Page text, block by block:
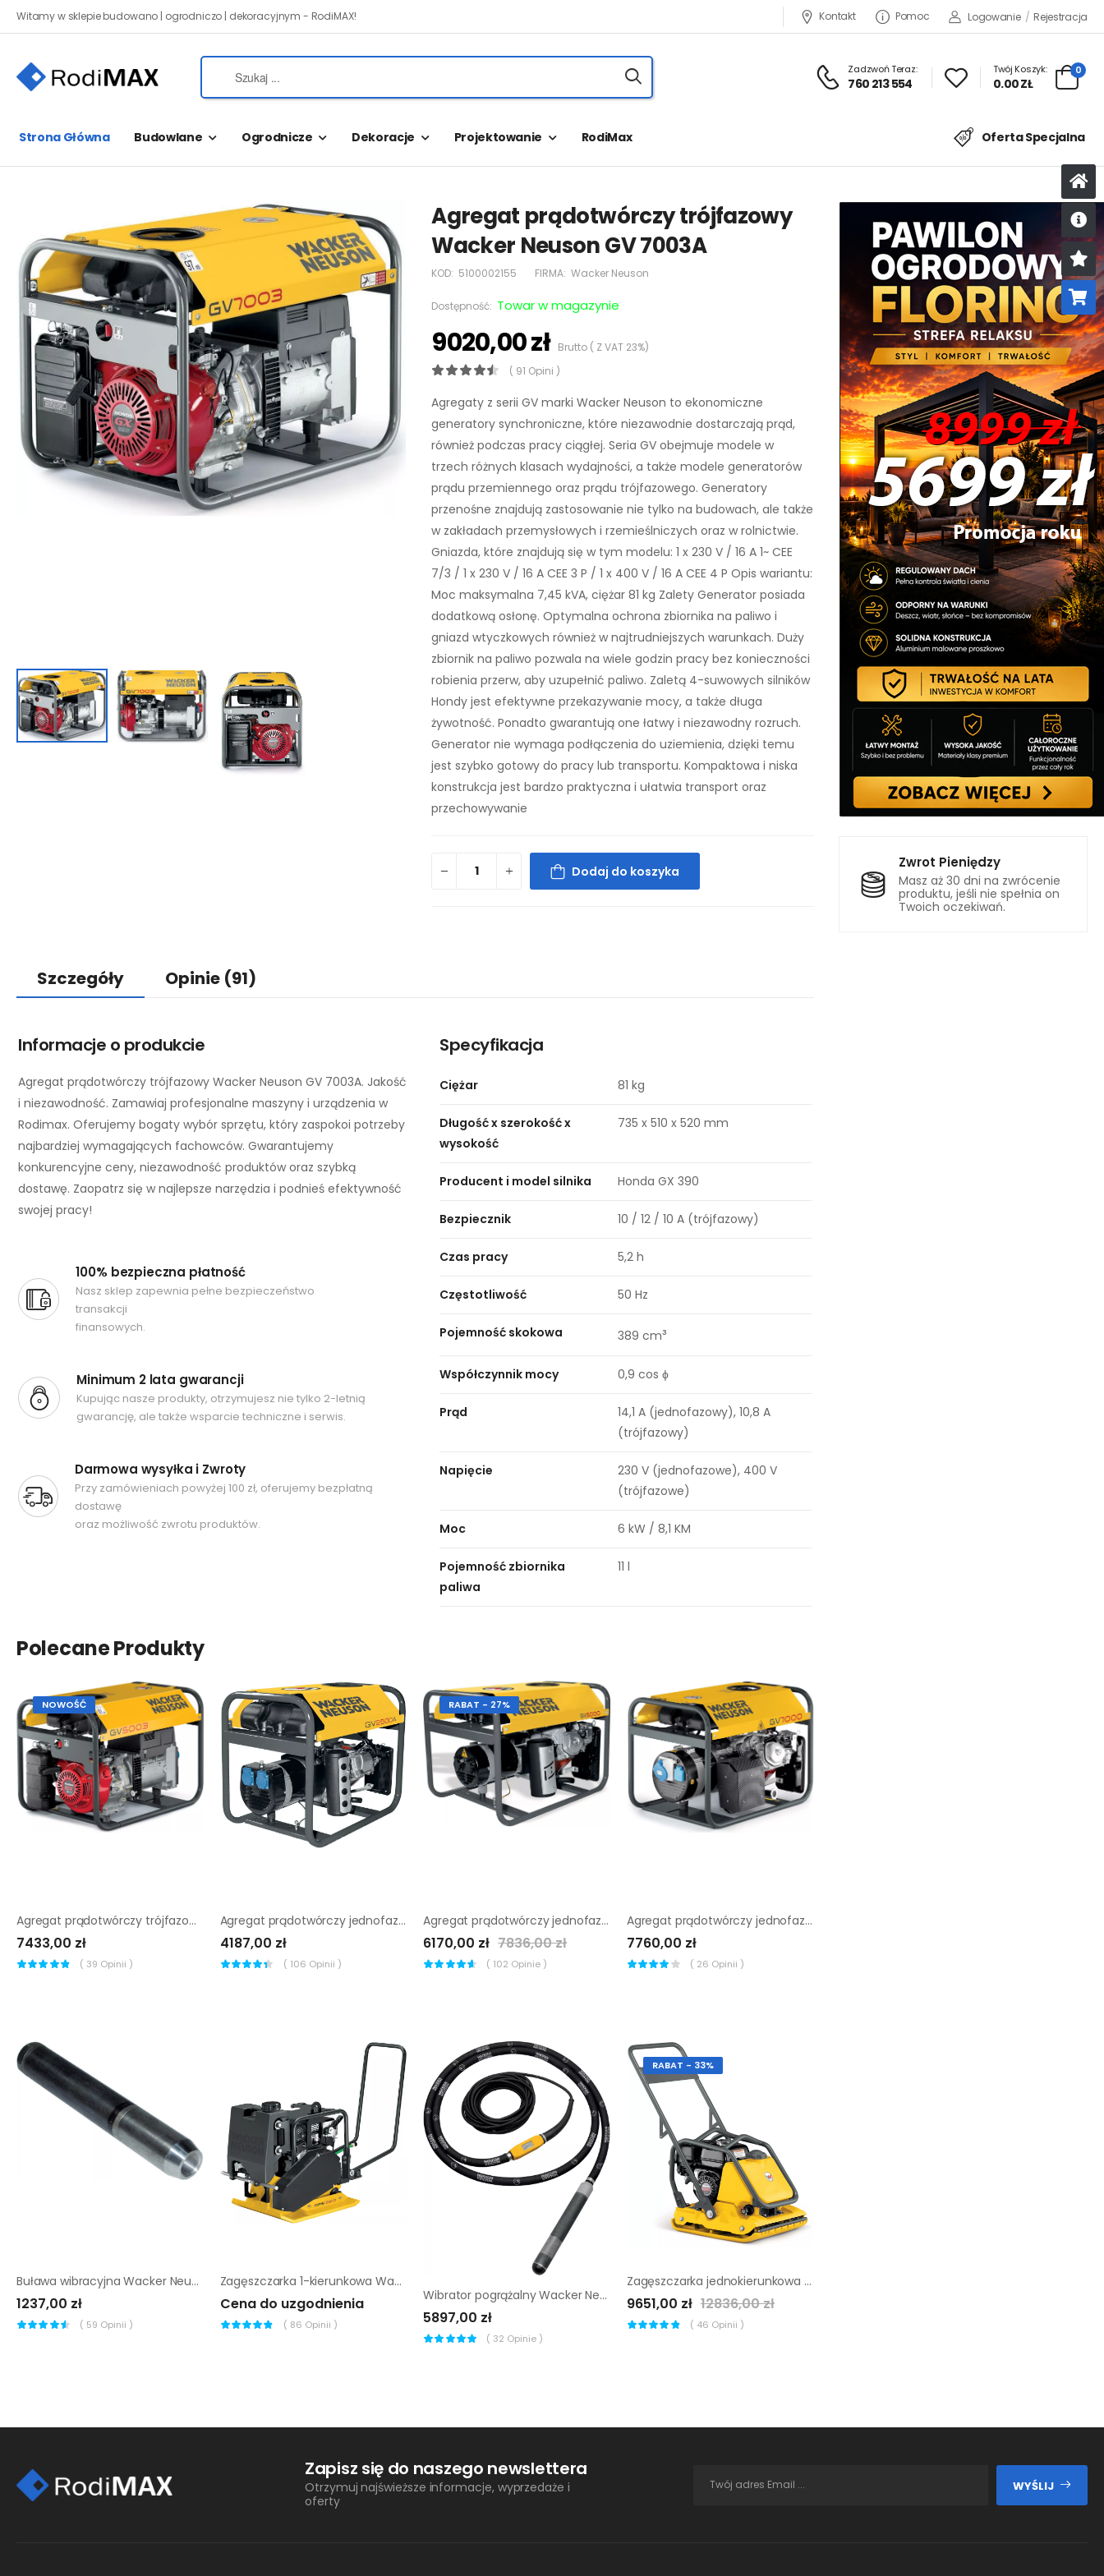
Witamy w sklepie budowano | ogrodniczo | dekoracyjnym - RodiMAX! Kontakt Pomoc Logowanie / Rejestracja
Zadzwoń Teraz:
760 213 554
Twój Koszyk:
0.00 ZŁ
0
Strona Główna Budowlane Ogrodnicze Dekoracje Projektowanie RodiMax Oferta Specjalna
Zwrot Pieniędzy
Masz aż 30 dni na zwrócenie
produktu, jeśli nie spełnia on
Twoich oczekiwań.
Agregat prądotwórczy trójfazowy
Wacker Neuson GV 7003A
KOD: 5100002155 FIRMA: Wacker Neuson
Dostępność: Towar w magazynie
9020,00 złBrutto ( Z VAT 23%)
( 91 Opini )
Agregaty z serii GV marki Wacker Neuson to ekonomiczne
generatory synchroniczne, które niezawodnie dostarczają prąd,
również podczas pracy ciągłej. Seria GV obejmuje modele w
trzech różnych klasach wydajności, a także modele generatorów
prądu przemiennego oraz prądu trójfazowego. Generatory
przenośne znajdują zastosowanie nie tylko na budowach, ale także
w zakładach przemysłowych i rzemieślniczych oraz w rolnictwie.
Gniazda, które znajdują się w tym modelu: 1 x 230 V / 16 A 1~ CEE
7/3 / 1 x 230 V / 16 A CEE 3 P / 1 x 400 V / 16 A CEE 4 P Opis wariantu:
Moc maksymalna 7,45 kVA, ciężar 81 kg Zalety Generator posiada
dodatkową osłonę. Optymalna ochrona zbiornika na paliwo i
gniazd wtyczkowych również w najtrudniejszych warunkach. Duży
zbiornik na paliwo pozwala na wiele godzin pracy bez konieczności
robienia przerw, aby uzupełnić paliwo. Zaletą 4-suwowych silników
Hondy jest efektywne przekazywanie mocy, a także długa
żywotność. Ponadto gwarantują one łatwy i niezawodny rozruch.
Generator nie wymaga podłączenia do uziemienia, dzięki temu
jest szybko gotowy do pracy lub transportu. Kompaktowa i niska
konstrukcja jest bardzo praktyczna i ułatwia transport oraz
przechowywanie
Dodaj do koszyka
Szczegóły Opinie (91)
Informacje o produkcie
Agregat prądotwórczy trójfazowy Wacker Neuson GV 7003A. Jakość
i niezawodność. Zamawiaj profesjonalne maszyny i urządzenia w
Rodimax. Oferujemy bogaty wybór sprzętu, który zaspokoi potrzeby
najbardziej wymagających fachowców. Gwarantujemy
konkurencyjne ceny, niezawodność produktów oraz szybką
dostawę. Zaopatrz się w najlepsze narzędzia i podnieś efektywność
swojej pracy!
100% bezpieczna płatność
Nasz sklep zapewnia pełne bezpieczeństwo
transakcji
finansowych.
Minimum 2 lata gwarancji
Kupując nasze produkty, otrzymujesz nie tylko 2-letnią
gwarancję, ale także wsparcie techniczne i serwis.
Darmowa wysyłka i Zwroty
Przy zamówieniach powyżej 100 zł, oferujemy bezpłatną
dostawę
oraz możliwość zwrotu produktów.
Specyfikacja
Ciężar 81 kg
Długość x szerokość x
wysokość
735 x 510 x 520 mm
Producent i model silnika Honda GX 390
Bezpiecznik 10 / 12 / 10 A (trójfazowy)
Czas pracy 5,2 h
Częstotliwość 50 Hz
Pojemność skokowa 389 cm³
Współczynnik mocy 0,9 cos ϕ
Prąd
14,1 A (jednofazowy), 10,8 A
(trójfazowy)
Napięcie
230 V (jednofazowe), 400 V
(trójfazowe)
Moc 6 kW / 8,1 KM
Pojemność zbiornika
paliwa
11 l
Polecane Produkty
NOWOŚĆ
Agregat prądotwórczy trójfazowy Wacker Neuson GV 5003A
7433,00 zł
( 39 Opinii )
Agregat prądotwórczy jednofazowy Wacker Neuson GV 2500A
4187,00 zł
( 106 Opinii )
RABAT - 27%
Agregat prądotwórczy jednofazowy Wacker Neuson GV 5000A
6170,00 zł 7836,00 zł
( 102 Opinie )
Agregat prądotwórczy jednofazowy Wacker Neuson GV 7000A
7760,00 zł
( 26 Opinii )
Buława wibracyjna Wacker Neuson H25 S 25 mm
1237,00 zł
( 59 Opinii )
Zagęszczarka 1-kierunkowa Wacker Neuson DPS 1850H Asphalt
Cena do uzgodnienia
( 86 Opinii )
Wibrator pogrążalny Wacker Neuson IREN 65/042/18
5897,00 zł
( 32 Opinie )
RABAT - 33%
Zagęszczarka jednokierunkowa Wacker Neuson WP 1550 Aw
9651,00 zł 12836,00 zł
( 46 Opinii )
Zapisz się do naszego newslettera
Otrzymuj najświeższe informacje, wyprzedaże i
oferty
WYŚLIJ